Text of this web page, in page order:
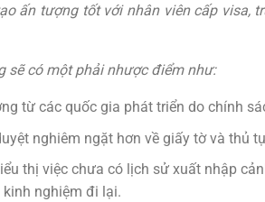
ấn tượng tốt với nhân viên cấp visa,
sẽ có một phải nhược điểm như:
từ các quốc gia phát triển do chính
nghiêm ngặt hơn về giấy tờ và thủ
thị việc chưa có lịch sử xuất nhập
nghiệm đi lại.